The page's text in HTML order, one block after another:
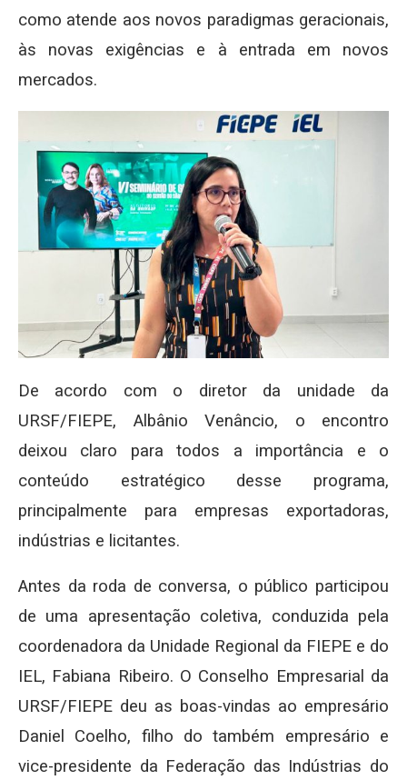
como atende aos novos paradigmas geracionais,
às novas exigências e à entrada em novos
mercados.
De acordo com o diretor da unidade da
URSF/FIEPE, Albânio Venâncio, o encontro
deixou claro para todos a importância e o
conteúdo estratégico desse programa,
principalmente para empresas exportadoras,
indústrias e licitantes.
Antes da roda de conversa, o público participou
de uma apresentação coletiva, conduzida pela
coordenadora da Unidade Regional da FIEPE e do
IEL, Fabiana Ribeiro. O Conselho Empresarial da
URSF/FIEPE deu as boas-vindas ao empresário
Daniel Coelho, filho do também empresário e
vice-presidente da Federação das Indústrias do